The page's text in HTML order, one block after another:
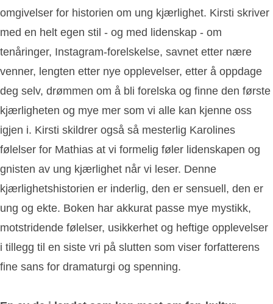
omgivelser for historien om ung kjærlighet. Kirsti skriver
med en helt egen stil - og med lidenskap - om
tenåringer, Instagram-forelskelse, savnet etter nære
venner, lengten etter nye opplevelser, etter å oppdage
deg selv, drømmen om å bli forelska og finne den første
kjærligheten og mye mer som vi alle kan kjenne oss
igjen i. Kirsti skildrer også så mesterlig Karolines
følelser for Mathias at vi formelig føler lidenskapen og
gnisten av ung kjærlighet når vi leser. Denne
kjærlighetshistorien er inderlig, den er sensuell, den er
ung og ekte. Boken har akkurat passe mye mystikk,
motstridende følelser, usikkerhet og heftige opplevelser
i tillegg til en siste vri på slutten som viser forfatterens
fine sans for dramaturgi og spenning.